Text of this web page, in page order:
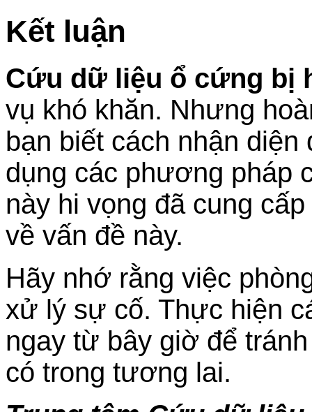
Kết luận
Cứu dữ liệu ổ cứng bị
vụ khó khăn. Nhưng
bạn biết cách nhận
dụng các phương pháp
này hi vọng đã cung
về vấn đề này.
Hãy nhớ rằng việc
xử lý sự cố. Thực hiện
ngay từ bây giờ để
có trong tương lai.